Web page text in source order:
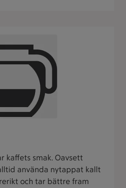
kaffets smak. Oavsett
använda nytappat kallt
och tar bättre fram